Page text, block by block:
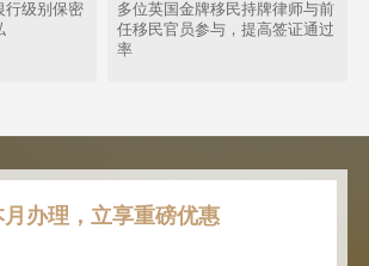
行级别保密
多位英国金牌移民持牌律师与前
任移民官员参与，提高签证通过
率
月办理，立享重磅优惠